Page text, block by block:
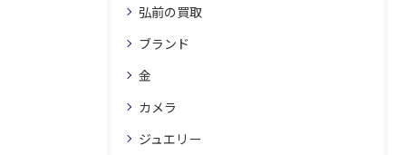
弘前の買取
ブランド
金
カメラ
ジュエリー